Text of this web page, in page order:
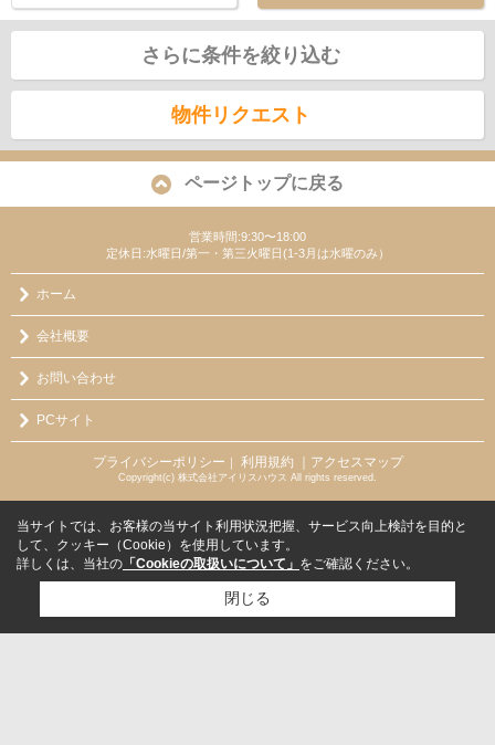
さらに条件を絞り込む
物件リクエスト
ページトップに戻る
営業時間:9:30〜18:00
定休日:水曜日/第一・第三火曜日(1-3月は水曜のみ）
ホーム
会社概要
お問い合わせ
PCサイト
プライバシーポリシー ｜ 利用規約 ｜アクセスマップ
Copyright(c) 株式会社アイリスハウス All rights reserved.
当サイトでは、お客様の当サイト利用状況把握、サービス向上検討を目的と
して、クッキー（Cookie）を使用しています。
詳しくは、当社の 「Cookieの取扱いについて」 をご確認ください。
閉じる